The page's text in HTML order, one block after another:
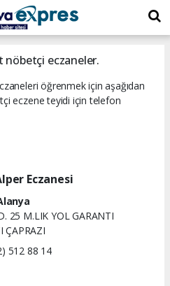
nöbetçi eczaneler.
öğrenmek için aşağıdan
eczene teyidi için telefon
Eczanesi
25 M.LIK YOL GARANTI
ÇAPRAZI
512 88 14